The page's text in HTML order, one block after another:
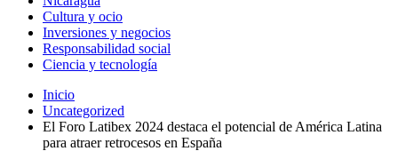
Cultura y ocio
Inversiones y negocios
Responsabilidad social
Ciencia y tecnología
Inicio
Uncategorized
El Foro Latibex 2024 destaca el potencial de América Latina
para atraer retrocesos en España